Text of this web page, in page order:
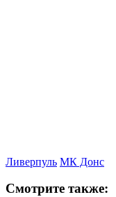
Ливерпуль МК Донс
Смотрите также: